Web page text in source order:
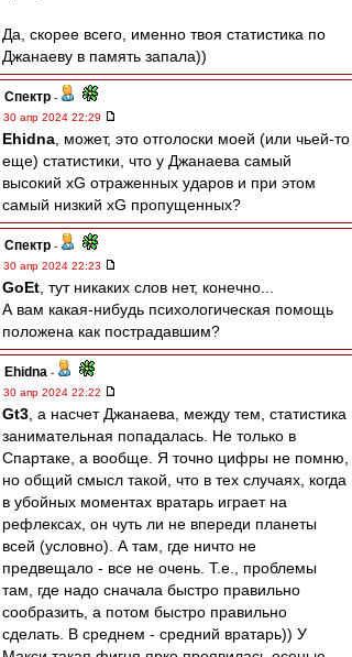
Да, скорее всего, именно твоя статистика по
Джанаеву в память запала))
Спектр -
30 апр 2024 22:29
Ehidna , может, это отголоски моей (или чьей-то
еще) статистики, что у Джанаева самый
высокий xG отраженных ударов и при этом
самый низкий xG пропущенных?
Спектр -
30 апр 2024 22:23
GoEt , тут никаких слов нет, конечно...
А вам какая-нибудь психологическая помощь
положена как пострадавшим?
Ehidna -
30 апр 2024 22:22
Gt3 , а насчет Джанаева, между тем, статистика
занимательная попадалась. Не только в
Спартаке, а вообще. Я точно цифры не помню,
но общий смысл такой, что в тех случаях, когда
в убойных моментах вратарь играет на
рефлексах, он чуть ли не впереди планеты
всей (условно). А там, где ничто не
предвещало - все не очень. Т.е., проблемы
там, где надо сначала быстро правильно
сообразить, а потом быстро правильно
сделать. В среднем - средний вратарь)) У